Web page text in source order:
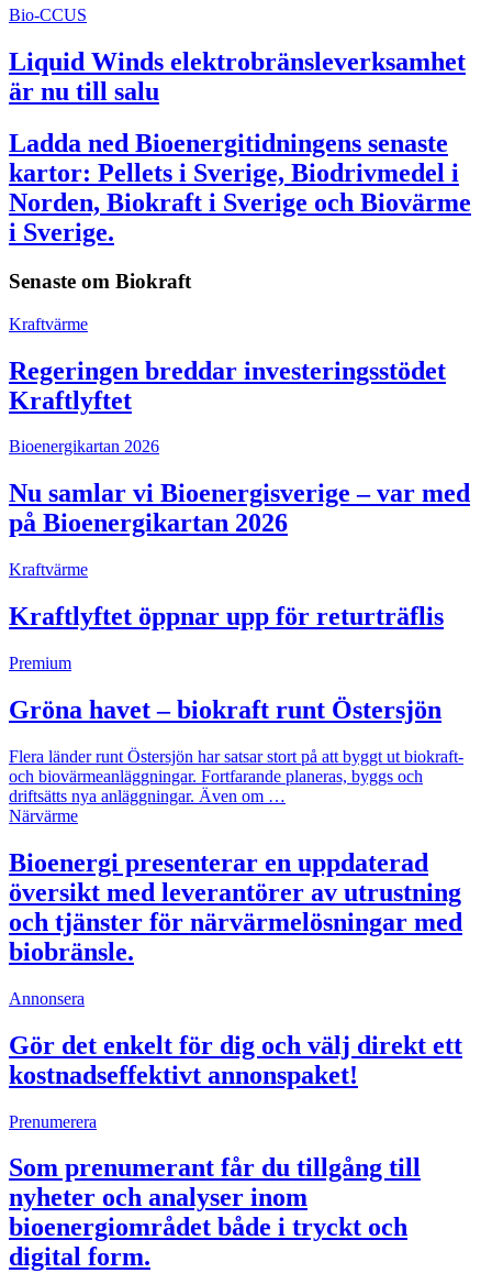
Bio-CCUS
Liquid Winds elektrobränsleverksamhet
är nu till salu
Ladda ned Bioenergitidningens senaste
kartor: Pellets i Sverige, Biodrivmedel i
Norden, Biokraft i Sverige och Biovärme
i Sverige.
Senaste om Biokraft
Kraftvärme
Regeringen breddar investeringsstödet
Kraftlyftet
Bioenergikartan 2026
Nu samlar vi Bioenergisverige – var med
på Bioenergikartan 2026
Kraftvärme
Kraftlyftet öppnar upp för returträflis
Premium
Gröna havet – biokraft runt Östersjön
Flera länder runt Östersjön har satsar stort på att byggt ut biokraft-
och biovärmeanläggningar. Fortfarande planeras, byggs och
driftsätts nya anläggningar. Även om …
Närvärme
Bioenergi presenterar en uppdaterad
översikt med leverantörer av utrustning
och tjänster för närvärmelösningar med
biobränsle.
Annonsera
Gör det enkelt för dig och välj direkt ett
kostnadseffektivt annonspaket!
Prenumerera
Som prenumerant får du tillgång till
nyheter och analyser inom
bioenergiområdet både i tryckt och
digital form.